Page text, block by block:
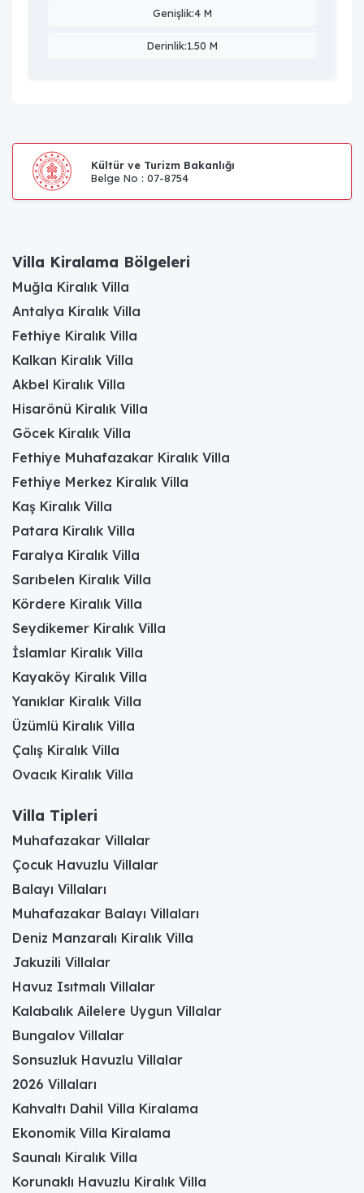
Genişlik:4 M
Derinlik:1.50 M
Kültür ve Turizm Bakanlığı
Belge No : 07-8754
Villa Kiralama Bölgeleri
Muğla Kiralık Villa
Antalya Kiralık Villa
Fethiye Kiralık Villa
Kalkan Kiralık Villa
Akbel Kiralık Villa
Hisarönü Kiralık Villa
Göcek Kiralık Villa
Fethiye Muhafazakar Kiralık Villa
Fethiye Merkez Kiralık Villa
Kaş Kiralık Villa
Patara Kiralık Villa
Faralya Kiralık Villa
Sarıbelen Kiralık Villa
Kördere Kiralık Villa
Seydikemer Kiralık Villa
İslamlar Kiralık Villa
Kayaköy Kiralık Villa
Yanıklar Kiralık Villa
Üzümlü Kiralık Villa
Çalış Kiralık Villa
Ovacık Kiralık Villa
Villa Tipleri
Muhafazakar Villalar
Çocuk Havuzlu Villalar
Balayı Villaları
Muhafazakar Balayı Villaları
Deniz Manzaralı Kiralık Villa
Jakuzili Villalar
Havuz Isıtmalı Villalar
Kalabalık Ailelere Uygun Villalar
Bungalov Villalar
Sonsuzluk Havuzlu Villalar
2026 Villaları
Kahvaltı Dahil Villa Kiralama
Ekonomik Villa Kiralama
Saunalı Kiralık Villa
Korunaklı Havuzlu Kiralık Villa